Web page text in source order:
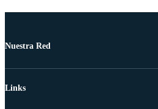
Nuestra Red
Links